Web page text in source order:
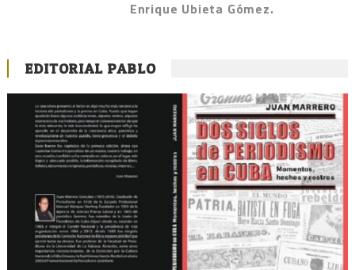
Enrique Ubieta Gómez.
EDITORIAL PABLO